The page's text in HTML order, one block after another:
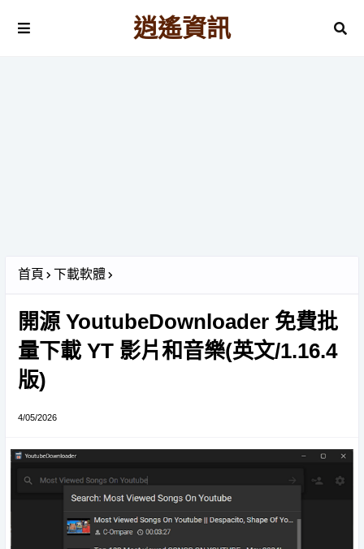
逍遙資訊
首頁 下載軟體
開源 YoutubeDownloader 免費批
量下載 YT 影片和音樂(英文/1.16.4
版)
4/05/2026